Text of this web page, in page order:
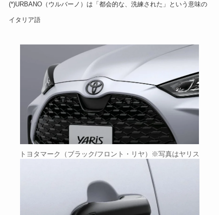
(*)URBANO（ウルバーノ）は「都会的な、洗練された」という意味の
イタリア語
トヨタマーク（ブラック/フロント・リヤ）※写真はヤリス